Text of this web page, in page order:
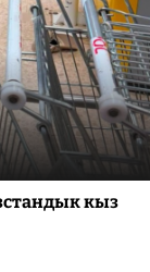
кыз